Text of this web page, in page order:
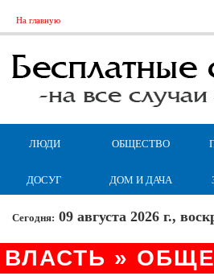
На главную
ЛЮДИ ОБЩЕСТВО
ДОСУГ ДОМ И ДАЧА
Сегодня: 09 августа 2026 г.,
ВЛАСТЬ »